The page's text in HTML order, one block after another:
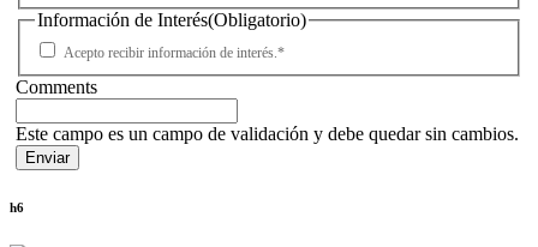
Información de Interés(Obligatorio)
Acepto recibir información de interés.*
Comments
Este campo es un campo de validación y debe quedar sin cambios.
h6